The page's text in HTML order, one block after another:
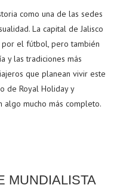
como una de las sedes
La capital de Jalisco
por el fútbol, pero también
y las tradiciones más
que planean vivir este
de Royal Holiday y
mucho más completo.
MUNDIALISTA